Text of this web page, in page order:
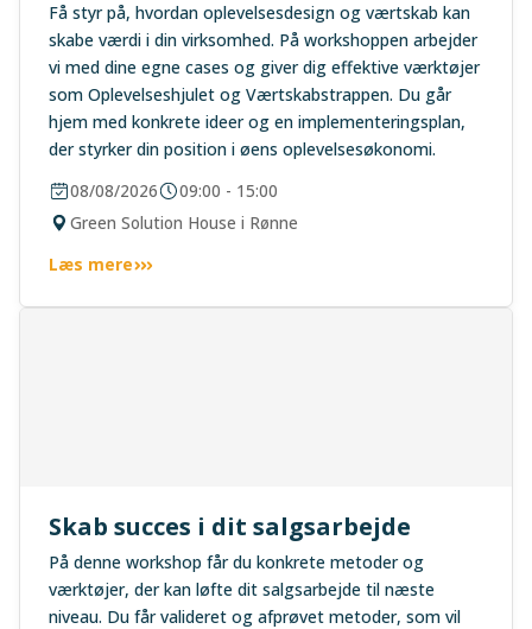
Få styr på, hvordan oplevelsesdesign og værtskab kan
skabe værdi i din virksomhed. På workshoppen arbejder
vi med dine egne cases og giver dig effektive værktøjer
som Oplevelseshjulet og Værtskabstrappen. Du går
hjem med konkrete ideer og en implementeringsplan,
der styrker din position i øens oplevelsesøkonomi.
08/08/2026
09:00 - 15:00
Green Solution House i Rønne
Læs mere
Skab succes i dit salgsarbejde
På denne workshop får du konkrete metoder og
værktøjer, der kan løfte dit salgsarbejde til næste
niveau. Du får valideret og afprøvet metoder, som vil